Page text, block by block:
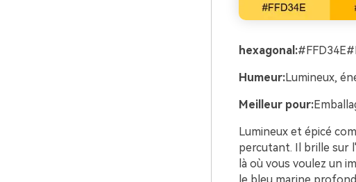
hexagonal:
Humeur:Lumineux,
Meilleur pour:
Lumineux et épicé
percutant. Il brille sur
là où vous voulez un
le bleu marine